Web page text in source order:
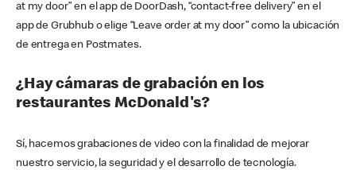
at my door” en el app de DoorDash, “contact-free delivery” en el
app de Grubhub o elige “Leave order at my door” como la ubicación
de entrega en Postmates.
¿Hay cámaras de grabación en los
restaurantes McDonald's?
Sí, hacemos grabaciones de video con la finalidad de mejorar
nuestro servicio, la seguridad y el desarrollo de tecnología.